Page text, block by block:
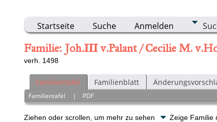
Startseite Suche Anmelden
Familie: Joh.III v.Palant / Cecilie M.
verh. 1498
Familientafel Familienblatt
Familientafel | PDF
Ziehen oder scrollen, um mehr zu sehen Zeige Familie